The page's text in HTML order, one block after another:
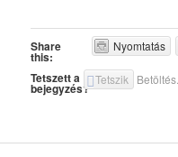
Share
this:
Nyomtatás
Tetszett a
bejegyzés?
Tetszik Betöltés...